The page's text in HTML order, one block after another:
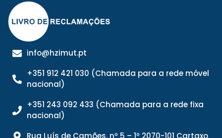
info@hzimut.pt
+351 912 421 030 (Chamada para a rede móvel
nacional)
+351 243 092 433 (Chamada para a rede fixa
nacional)
Rua Luís de Camões, nº 5 – 1º 2070-101 Cartaxo